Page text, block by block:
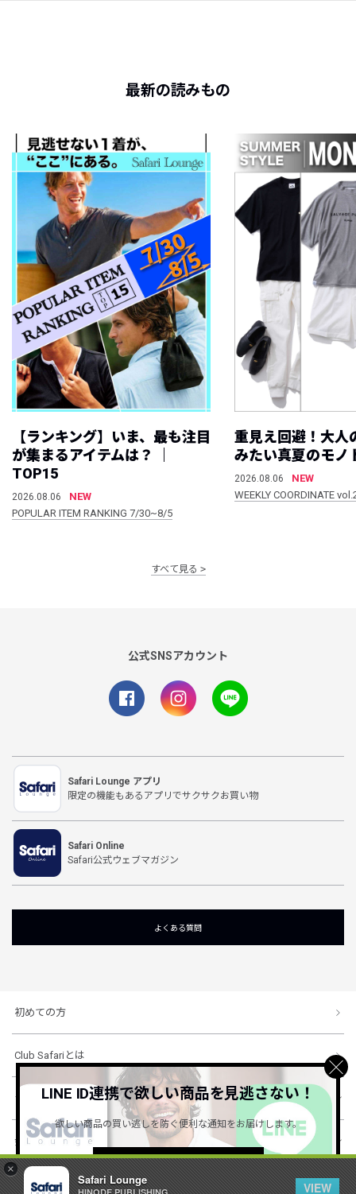
×
Safari Lounge
VIEW
最新の読みもの
【ランキング】いま、最も注目
が集まるアイテムは？ ｜
TOP15
2026.08.06
NEW
POPULAR ITEM RANKING 7/30~8/5
重見え回避！大人
みたい真夏のモノ
2026.08.06
NEW
WEEKLY COORDINATE
すべて見る
公式SNSアカウント
Safari Lounge アプリ
限定の機能もあるアプリでサクサクお買い物
Safari Online
Safari公式ウェブマガジン
よくある質問
初めての方
Club Safariとは
ショッピングガイド
会社概要・規約
LINE ID連携で欲しい商品を見逃さない！
欲しい商品の買い逃しを防ぐ便利な通知をお届けします。
詳しくはこちら ＞